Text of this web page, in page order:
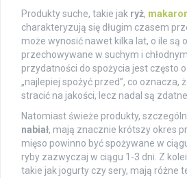
Produkty suche, takie jak ryż,
charakteryzują się długim czasem
może wynosić nawet kilka lat, o ile są
przechowywane w suchym i
przydatności do spożycia jest często
„najlepiej spożyć przed”, co oznacza,
stracić na jakości, lecz nadal są
Natomiast świeże produkty,
nabiał, mają znacznie krótszy okres
mięso powinno być spożywane w
ryby zazwyczaj w ciągu 1-3 dni. Z
takie jak jogurty czy sery, mają różne